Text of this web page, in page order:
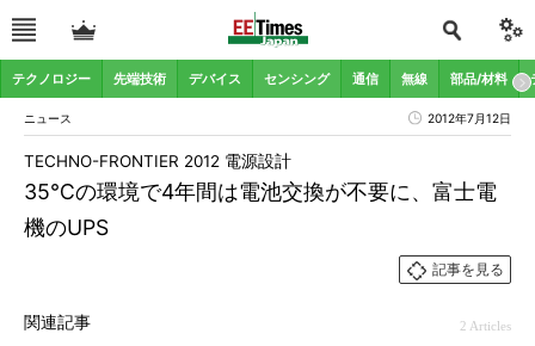
テクノロジー 先端技術 デバイス センシング 通信 無線 部品/材料
ニュース 2012年7月12日
35℃の環境で4年間は電池交換が不要に、富士電
機のUPS
TECHNO-FRONTIER 2012 電源設計
記事を見る
関連記事 2 Articles